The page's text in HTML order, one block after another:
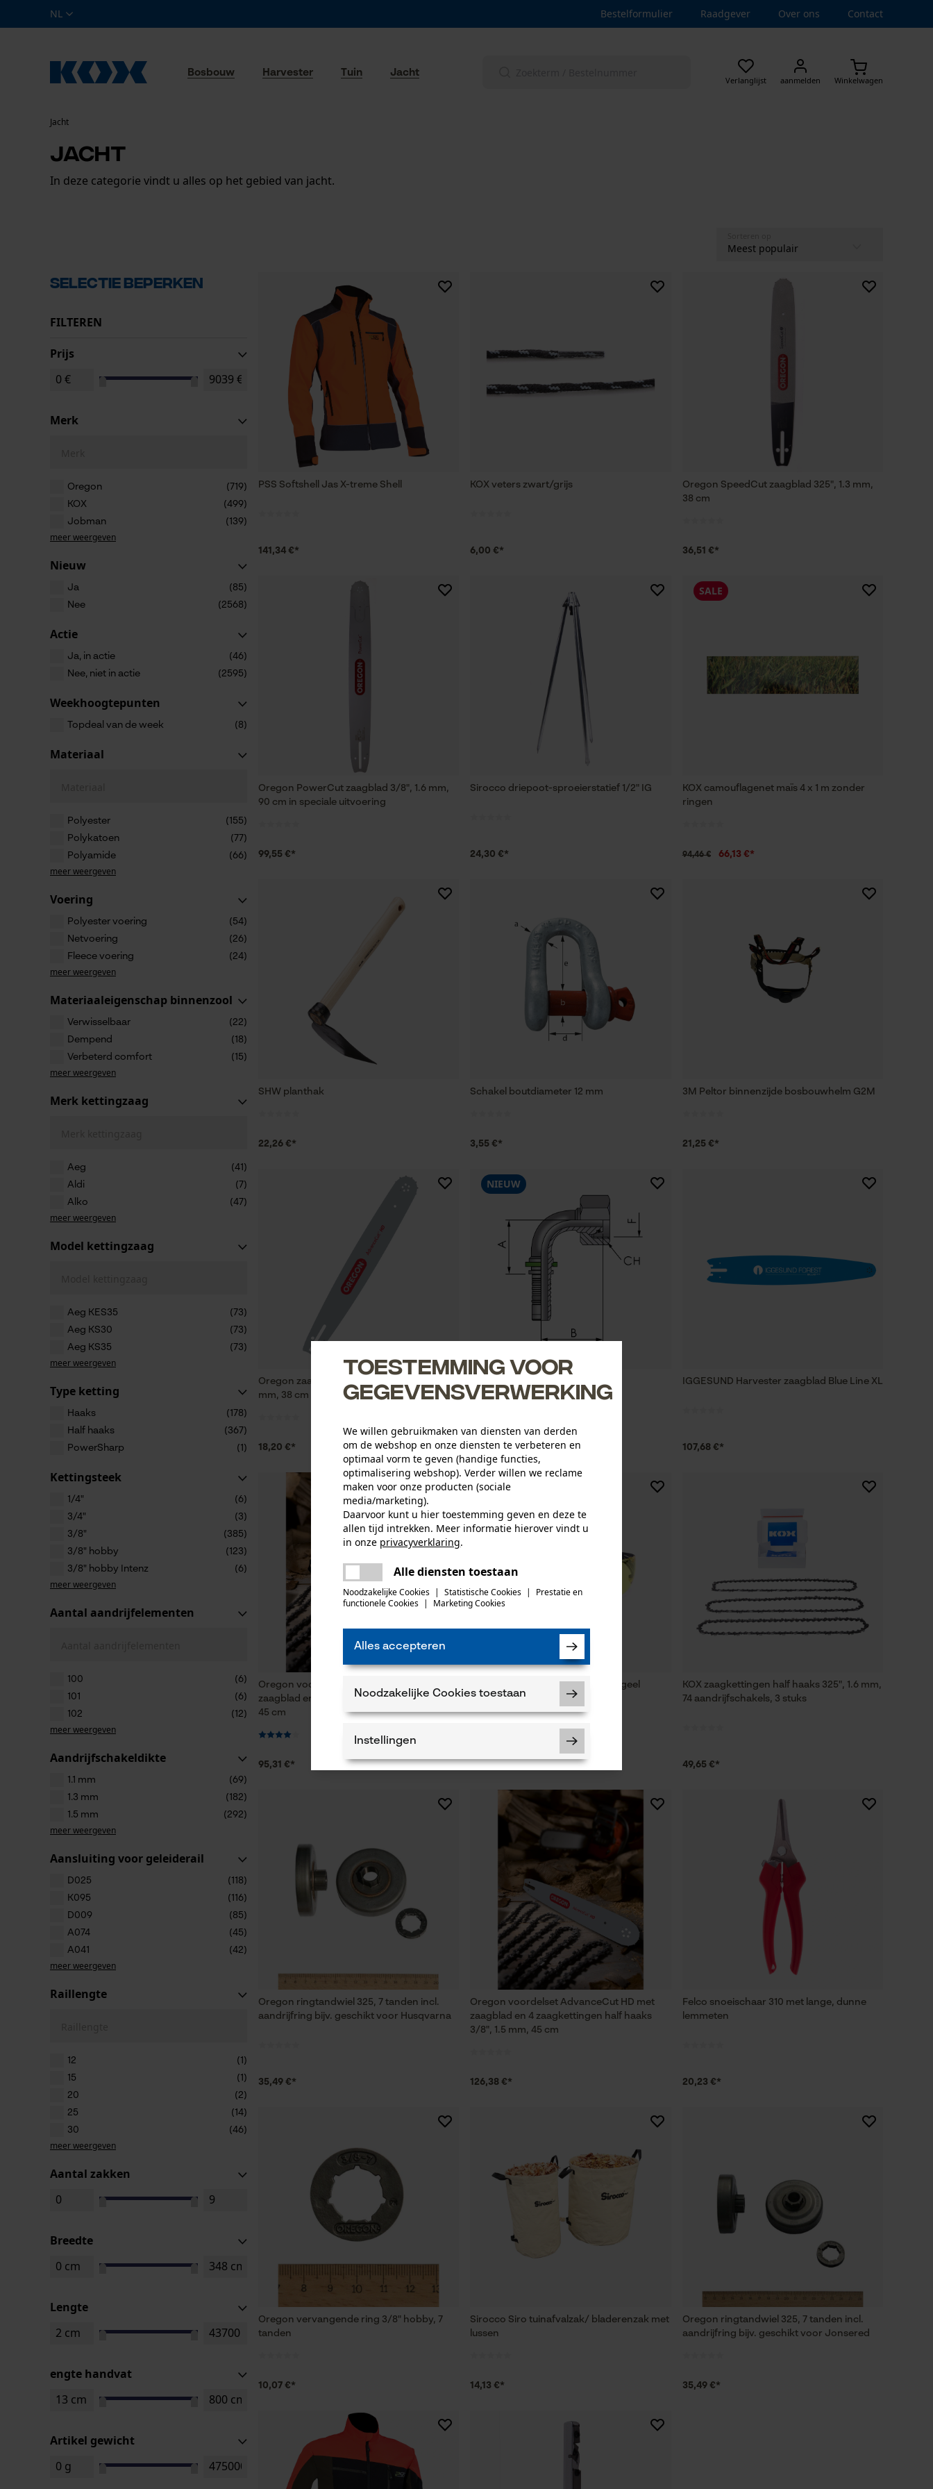
NL Bestelformulier Raadgever Over ons Contact
Verlanglijst aanmelden Winkelwagen
Bosbouw Harvester Tuin Jacht
Jacht
Jacht
In deze categorie vindt u alles op het gebied van jacht.
Selectie beperken
FILTEREN
Prijs
Merk
Oregon
(719)
KOX
(499)
Jobman
(139)
meer weergeven
Nieuw
Ja
(85)
Nee
(2568)
Actie
Ja, in actie
(46)
Nee, niet in actie
(2595)
Weekhoogtepunten
Topdeal van de week (8)
Materiaal
Polyester
(155)
Polykatoen
(77)
Polyamide
(66)
meer weergeven
Voering
Polyester voering
(54)
Netvoering
(26)
Fleece voering
(24)
meer weergeven
Materiaaleigenschap binnenzool
Verwisselbaar
(22)
Dempend
(18)
Verbeterd comfort
(15)
meer weergeven
Merk kettingzaag
Aeg
(41)
Aldi
(7)
Alko
(47)
meer weergeven
Model kettingzaag
Aeg KES35
(73)
Aeg KS30
(73)
Aeg KS35
(73)
meer weergeven
Type ketting
Haaks
(178)
Half haaks
(367)
PowerSharp
(1)
Kettingsteek
1/4"
(6)
3/4"
(3)
3/8"
(385)
3/8" hobby
(123)
3/8" hobby Intenz
(6)
meer weergeven
Aantal aandrijfelementen
100
(6)
101
(6)
102
(12)
meer weergeven
Aandrijfschakeldikte
1.1 mm
(69)
1.3 mm
(182)
1.5 mm
(292)
meer weergeven
Aansluiting voor geleiderail
D025
(118)
K095
(116)
D009
(85)
A074
(45)
A041
(42)
meer weergeven
Raillengte
12
(1)
15
(1)
20
(2)
25
(14)
30
(46)
meer weergeven
Aantal zakken
Breedte
Lengte
engte handvat
Artikel gewicht
PSS Softshell Jas X-treme Shell
141,34 €*
KOX veters zwart/grijs
6,00 €*
Oregon SpeedCut zaagblad 325", 1.3 mm,
38 cm
36,51 €*
Oregon PowerCut zaagblad 3/8", 1.6 mm,
90 cm in speciale uitvoering
99,55 €*
Sirocco driepoot-sproeierstatief 1/2" IG
24,30 €*
KOX camouflagenet maïs 4 x 1 m zonder
ringen
SALE
94,46 € 66,13 €*
SHW planthak
22,26 €*
Schakel boutdiameter 12 mm
3,55 €*
3M Peltor binnenzijde bosbouwhelm G2M
21,25 €*
Oregon zaagblad Advancecut .325", 1.5
mm, 38 cm
18,20 €*
NIEUW
2,37 €*
IGGESUND Harvester zaagblad Blue Line XL
107,68 €*
Oregon voordelset ControlCut met
zaagblad en 4 zaagkettingen 325", 1.6 mm,
45 cm
95,31 €*
3M veiligheidsbril SecureFit 400, geel
13,12 €*
KOX zaagkettingen half haaks 325", 1.6 mm,
74 aandrijfschakels, 3 stuks
49,65 €*
Oregon ringtandwiel 325, 7 tanden incl.
aandrijfring bijv. geschikt voor Husqvarna
35,49 €*
Oregon voordelset AdvanceCut HD met
zaagblad en 4 zaagkettingen half haaks
3/8", 1.5 mm, 45 cm
126,38 €*
Felco snoeischaar 310 met lange, dunne
lemmeten
20,23 €*
Oregon vervangende ring 3/8" hobby, 7
tanden
10,07 €*
Sirocco Siro tuinafvalzak/ bladerenzak met
lussen
14,13 €*
Oregon ringtandwiel 325, 7 tanden incl.
aandrijfring bijv. geschikt voor Jonsered
35,49 €*
Toestemming voor
gegevensverwerking
We willen gebruikmaken van diensten van derden
om de webshop en onze diensten te verbeteren en
optimaal vorm te geven (handige functies,
optimalisering webshop). Verder willen we reclame
maken voor onze producten (sociale
media/marketing).
Daarvoor kunt u hier toestemming geven en deze te
allen tijd intrekken. Meer informatie hierover vindt u
in onze privacyverklaring.
Alle diensten toestaan
Noodzakelijke Cookies | Statistische Cookies |
Prestatie en
functionele Cookies | Marketing Cookies
Alles accepteren
Noodzakelijke Cookies toestaan
Instellingen
De keuze voor gegevensverwerking
opslaan
Econda Tag Manager
Statistische Cookies
Mouseflow Web Analytics Tool
Prestatie en functionele Cookies
Gepersonaliseerde homepage
Opgeslagen winkelwagen
Persoonlijke begroeting
Geo-IP en gebruikersdetectie
Marketing Cookies
Google Global Site Tag
opnieuw te proberen.
mail